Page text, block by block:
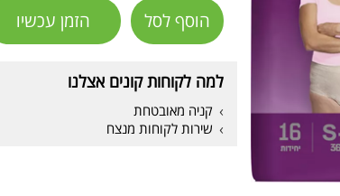
הוסף לסל הזמן עכשיו
למה לקוחות קונים אצלנו
קניה מאובטחת
שירות לקוחות מנצח